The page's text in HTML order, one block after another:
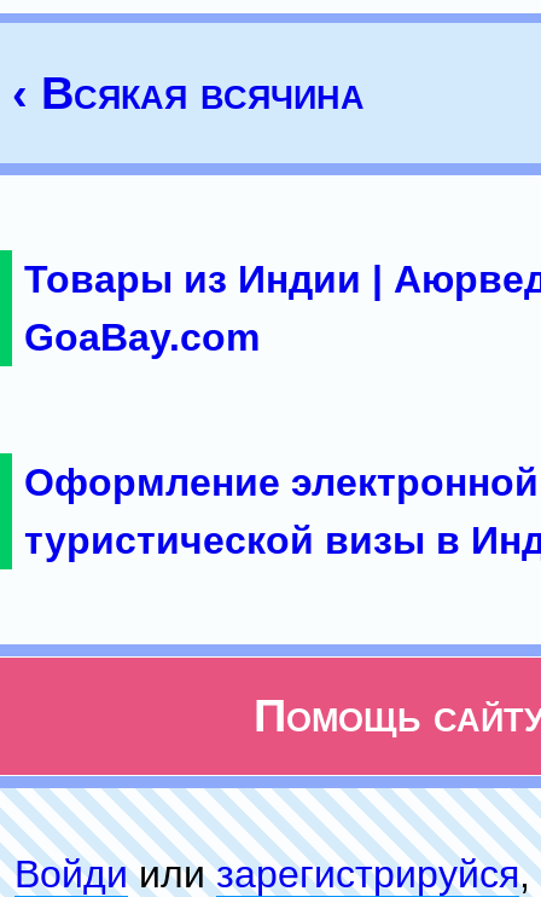
‹ Всякая всячина
Товары из Индии |
GoaBay.com
Оформление электронной
туристической визы в
Помощь
Войдиилизарeгиcтpируйся,